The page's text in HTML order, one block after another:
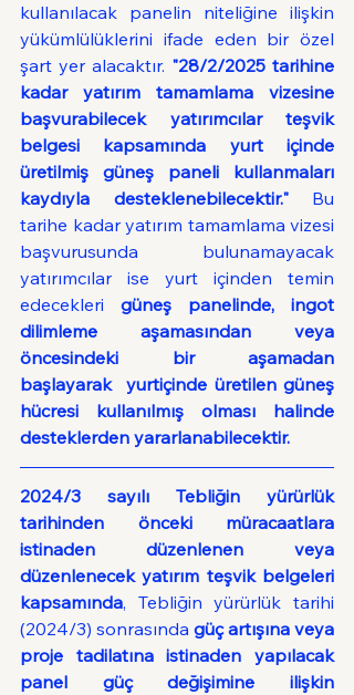
kullanılacak panelin niteliğine ilişkin
yükümlülüklerini ifade eden bir özel
şart yer alacaktır. "28/2/2025 tarihine
kadar yatırım tamamlama vizesine
başvurabilecek yatırımcılar teşvik
belgesi kapsamında yurt içinde
üretilmiş güneş paneli kullanmaları
kaydıyla desteklenebilecektir." Bu
tarihe kadar yatırım tamamlama vizesi
başvurusunda bulunamayacak
yatırımcılar ise yurt içinden temin
edecekleri güneş panelinde, ingot
dilimleme aşamasından veya
öncesindeki bir aşamadan
başlayarak  yurtiçinde üretilen güneş
hücresi kullanılmış olması halinde
desteklerden yararlanabilecektir.
2024/3 sayılı Tebliğin yürürlük
tarihinden önceki müracaatlara
istinaden düzenlenen veya
düzenlenecek yatırım teşvik belgeleri
kapsamında, Tebliğin yürürlük tarihi
(2024/3) sonrasında güç artışına veya
proje tadilatına istinaden yapılacak
panel güç değişimine ilişkin